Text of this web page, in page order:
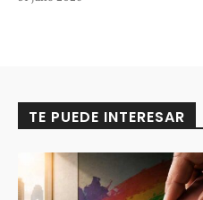
TE PUEDE INTERESAR